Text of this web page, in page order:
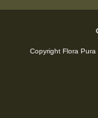
Copyright Flora